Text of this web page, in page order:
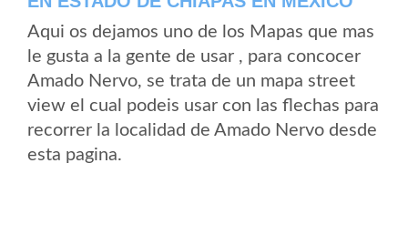
Aqui os dejamos uno de los Mapas que mas
le gusta a la gente de usar , para concocer
Amado Nervo, se trata de un mapa street
view el cual podeis usar con las flechas para
recorrer la localidad de Amado Nervo desde
esta pagina.